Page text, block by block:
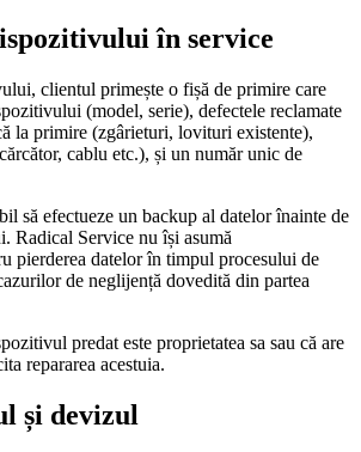
în service
clientul primește o fișă de primire care
(model, serie), defectele reclamate
la primire (zgârieturi, lovituri existente),
cablu etc.), și un număr unic de
să efectueze un backup al datelor înainte de
Radical Service nu își asumă
pierderea datelor în timpul procesului de
de neglijență dovedită din partea
predat este proprietatea sa sau că are
repararea acestuia.
și devizul